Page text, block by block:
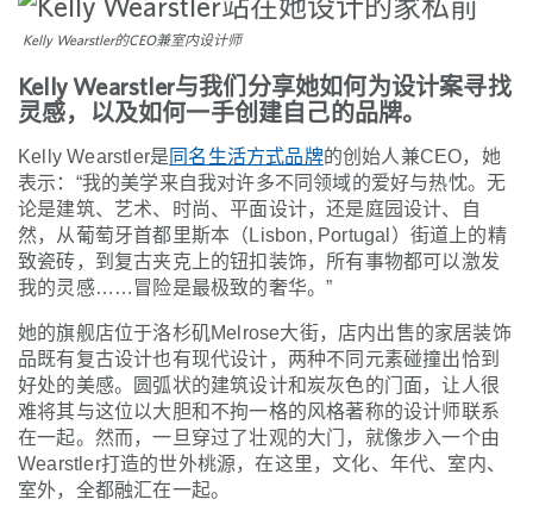
Kelly Wearstler的CEO兼室内设计师
Kelly Wearstler与我们分享她如何为设计案寻找
灵感，以及如何一手创建自己的品牌。
Kelly Wearstler是 同名生活方式品牌的创始人兼CEO，她
表示：“我的美学来自我对许多不同领域的爱好与热忱。无
论是建筑、艺术、时尚、平面设计，还是庭园设计、自
然，从葡萄牙首都里斯本（Lisbon, Portugal）街道上的精
致瓷砖，到复古夹克上的钮扣装饰，所有事物都可以激发
我的灵感……冒险是最极致的奢华。”
她的旗舰店位于洛杉矶Melrose大街，店内出售的家居装饰
品既有复古设计也有现代设计，两种不同元素碰撞出恰到
好处的美感。圆弧状的建筑设计和炭灰色的门面，让人很
难将其与这位以大胆和不拘一格的风格著称的设计师联系
在一起。然而，一旦穿过了壮观的大门，就像步入一个由
Wearstler打造的世外桃源，在这里，文化、年代、室内、
室外，全都融汇在一起。